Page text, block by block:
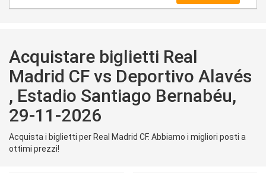
Acquistare biglietti Real
Madrid CF vs Deportivo Alavés
, Estadio Santiago Bernabéu,
29-11-2026
Acquista i biglietti per Real Madrid CF. Abbiamo i migliori posti a
ottimi prezzi!